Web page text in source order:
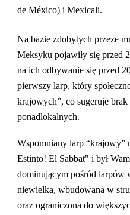
de México) i Mexicali.
Na bazie zdobytych przeze
Meksyku pojawiły się przed
na ich odbywanie się przed
pierwszy larp, który
krajowych”, co sugeruje
ponadlokalnych.
Wspomniany larp “krajowy”
Estinto! El Sabbat" i był
dominującym pośród larpów
niewielka, wbudowana w
oraz ograniczona do